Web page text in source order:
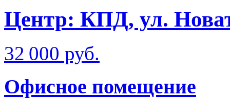
Центр: КПД, ул.
32 000 руб.
Офисное помещение